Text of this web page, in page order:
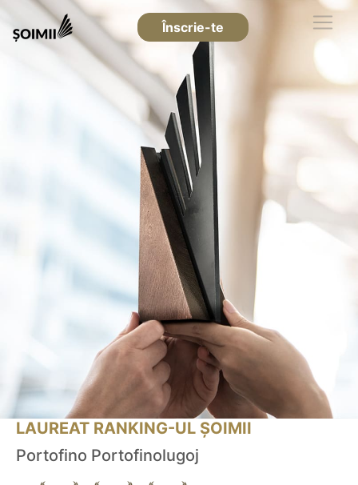
Înscrie-te
LAUREAT RANKING-UL ȘOIMII
Portofino Portofinolugoj